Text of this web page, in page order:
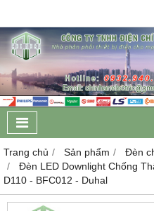
Trang chủ Sản phẩm Đèn
Đèn LED Downlight Chống
D110 - BFC012 - Duhal